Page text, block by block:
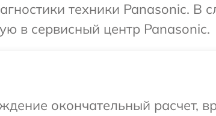
техники Panasonic. В
в сервисный центр Panasonic.
окончательный расчет,